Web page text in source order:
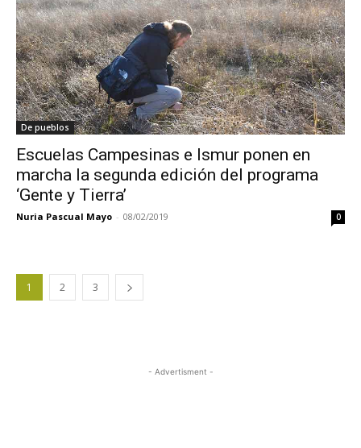
De pueblos
Escuelas Campesinas e Ismur ponen en
marcha la segunda edición del programa
‘Gente y Tierra’
Nuria Pascual Mayo - 08/02/2019 0
1 2 3
- Advertisment -